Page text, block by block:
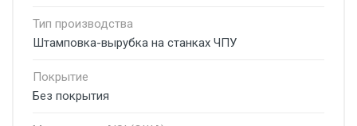
Тип производства
Штамповка-вырубка на станках ЧПУ
Покрытие
Без покрытия